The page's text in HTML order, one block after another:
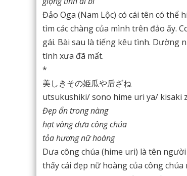
Đảo Oga (Nam Lộc) có cái tên có thể
tìm các chàng của mình trên đảo ấy.
gái. Bài sau là tiếng kêu tình. Dường
tình xưa đã mất.
*
美しきその姫瓜や后ざね
utsukushiki/ sono hime uri ya/ kisaki
Đẹp ẩn trong nàng
hạt vàng dưa công chúa
tỏa hương nữ hoàng
Dưa công chúa (hime uri) là tên
thấy cái đẹp nữ hoàng của công